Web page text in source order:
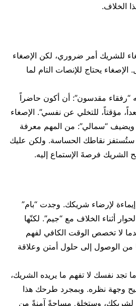
الخلاف.
للشريك أمر ضروري، لكن الإصغاء
يحتاج للإنصات التام لما
“رفقاء مقدسون”: أن أكون حاضراً
مؤقتاً، للتخلي عن نفسي”. الإصغاء
ويضيف “سمالي”: من المهم معرفة
ستُستفز نقاطك الحساسة. ولكن عليك
فرصةَ الإستماع إليه.
لإرضاء شريكك. وجدت “بام”
أثناء الخلاف مع “جيم”. لكنّها
لا تخصص الوقت الكافي لفهم
من الوصول إلى حلول أمتن وعلاقة
تجد نفسك لا تفهم ما يريده الشريك،
وجهة نظره. وبمجرد طرحك هذا
لشريكك، وستخلق مساحةً آمنةً من